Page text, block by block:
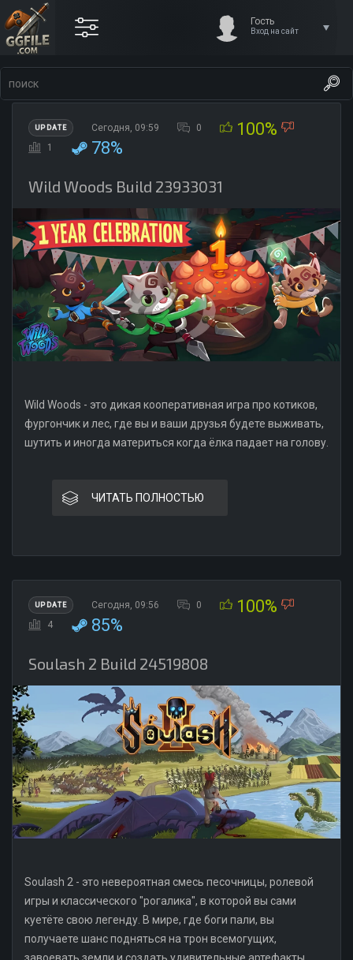
Гость
Вход на сайт
UPDATE Сегодня, 09:59 0 100%
1 78%
Wild Woods Build 23933031
Wild Woods - это дикая кооперативная игра про котиков,
фургончик и лес, где вы и ваши друзья будете выживать,
шутить и иногда материться когда ёлка падает на голову.
ЧИТАТЬ ПОЛНОСТЬЮ
UPDATE Сегодня, 09:56 0 100%
4 85%
Soulash 2 Build 24519808
Soulash 2 - это невероятная смесь песочницы, ролевой
игры и классического "рогалика", в которой вы сами
куетёте свою легенду. В мире, где боги пали, вы
получаете шанс подняться на трон всемогущих,